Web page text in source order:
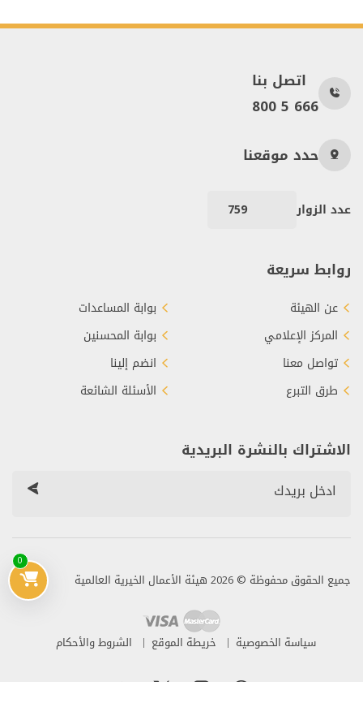
0
اتصل بنا
800 5 666
حدد موقعنا
عدد الزوار 759
روابط سريعة
عن الهيئة
المركز الإعلامي
تواصل معنا
طرق التبرع
بوابة المساعدات
بوابة المحسنين
انضم إلينا
الأسئلة الشائعة
الاشتراك بالنشرة البريدية
جميع الحقوق محفوظة © 2026 هيئة الأعمال الخيرية العالمية
سياسة الخصوصية خريطة الموقع الشروط والأحكام